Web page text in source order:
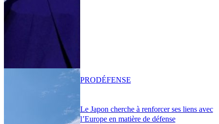
Le Japon cherche à renforcer ses liens avec
l’Europe en matière de défense
PRODÉFENSE